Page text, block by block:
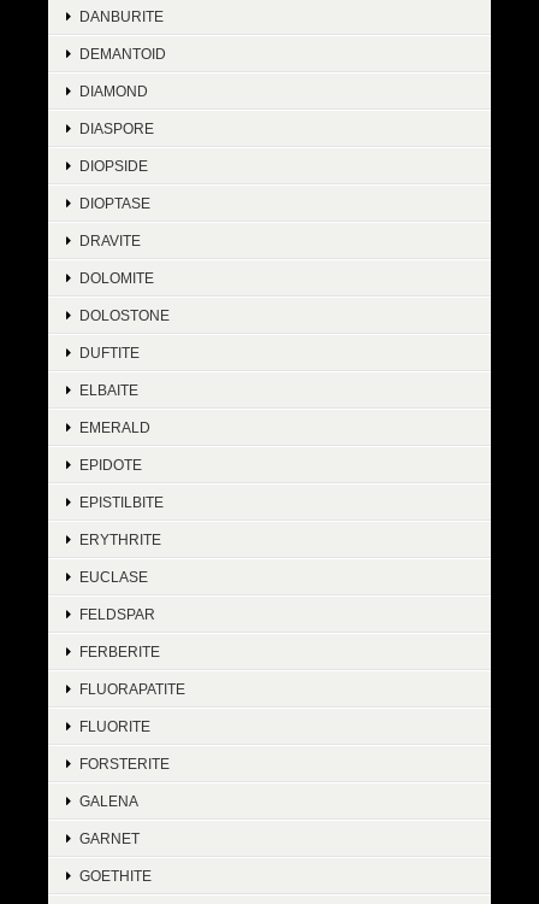
DANBURITE
DEMANTOID
DIAMOND
DIASPORE
DIOPSIDE
DIOPTASE
DRAVITE
DOLOMITE
DOLOSTONE
DUFTITE
ELBAITE
EMERALD
EPIDOTE
EPISTILBITE
ERYTHRITE
EUCLASE
FELDSPAR
FERBERITE
FLUORAPATITE
FLUORITE
FORSTERITE
GALENA
GARNET
GOETHITE